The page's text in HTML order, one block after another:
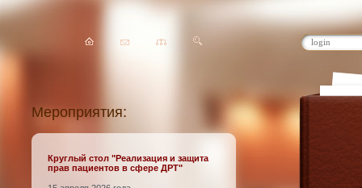
Мероприятия:
Круглый стол "Реализация и защита
прав пациентов в сфере ДРТ"